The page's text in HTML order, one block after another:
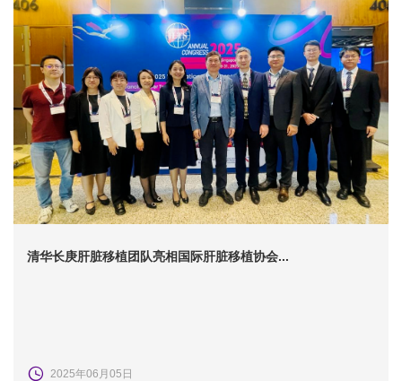
清华长庚肝脏移植团队亮相国际肝脏移植协会...
2025年06月05日